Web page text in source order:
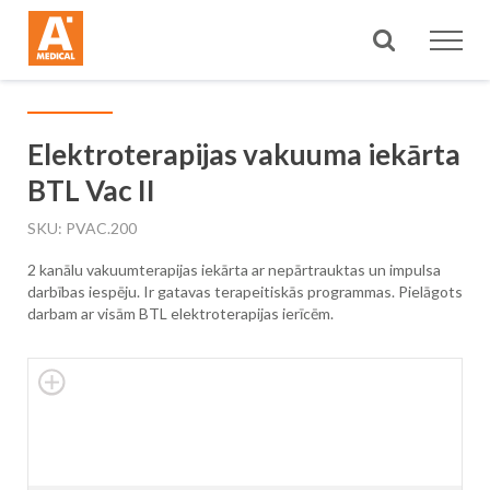
Meklēt
Elektroterapijas vakuuma iekārta
BTL Vac II
SKU PVAC.200
2 kanālu vakuumterapijas iekārta ar nepārtrauktas un impulsa
darbības iespēju. Ir gatavas terapeitiskās programmas. Pielāgots
darbam ar visām BTL elektroterapijas ierīcēm.
Skip
to